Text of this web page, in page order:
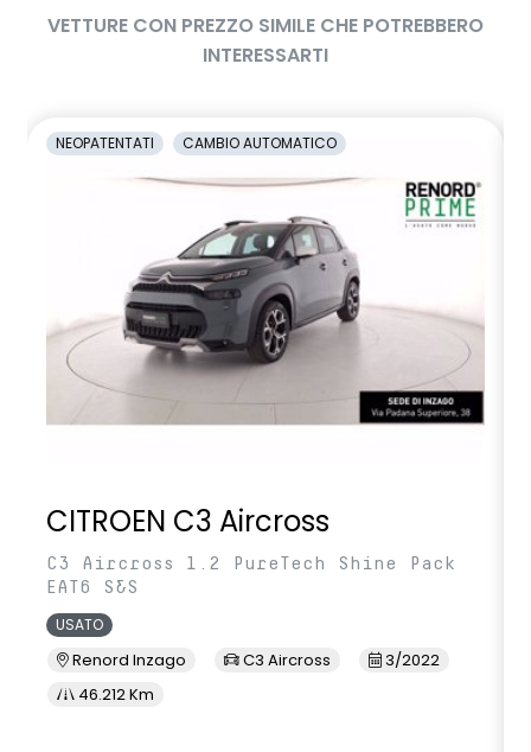
VETTURE CON PREZZO SIMILE CHE POTREBBERO
INTERESSARTI
NEOPATENTATI CAMBIO AUTOMATICO
CITROEN C3 Aircross
C3 Aircross 1.2 PureTech Shine Pack
EAT6 S&S
USATO
Renord Inzago C3 Aircross
3/2022
46.212 Km